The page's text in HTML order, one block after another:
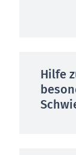
Hilfe